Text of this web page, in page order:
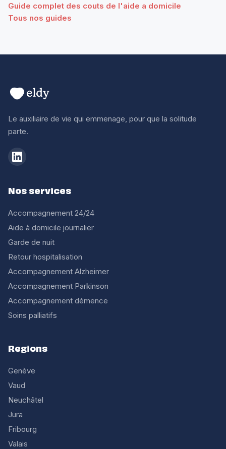
Guide complet des couts de l'aide a domicile
Tous nos guides
Le auxiliaire de vie qui emmenage, pour que la solitude
parte.
Nos services
Accompagnement 24/24
Aide à domicile journalier
Garde de nuit
Retour hospitalisation
Accompagnement Alzheimer
Accompagnement Parkinson
Accompagnement démence
Soins palliatifs
Regions
Genève
Vaud
Neuchâtel
Jura
Fribourg
Valais